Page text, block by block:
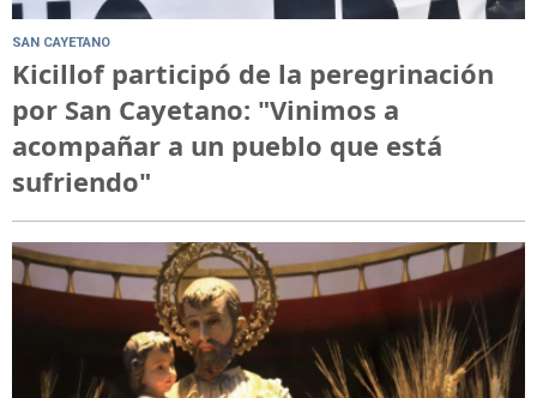
SAN CAYETANO
Kicillof participó de la peregrinación
por San Cayetano: "Vinimos a
acompañar a un pueblo que está
sufriendo"